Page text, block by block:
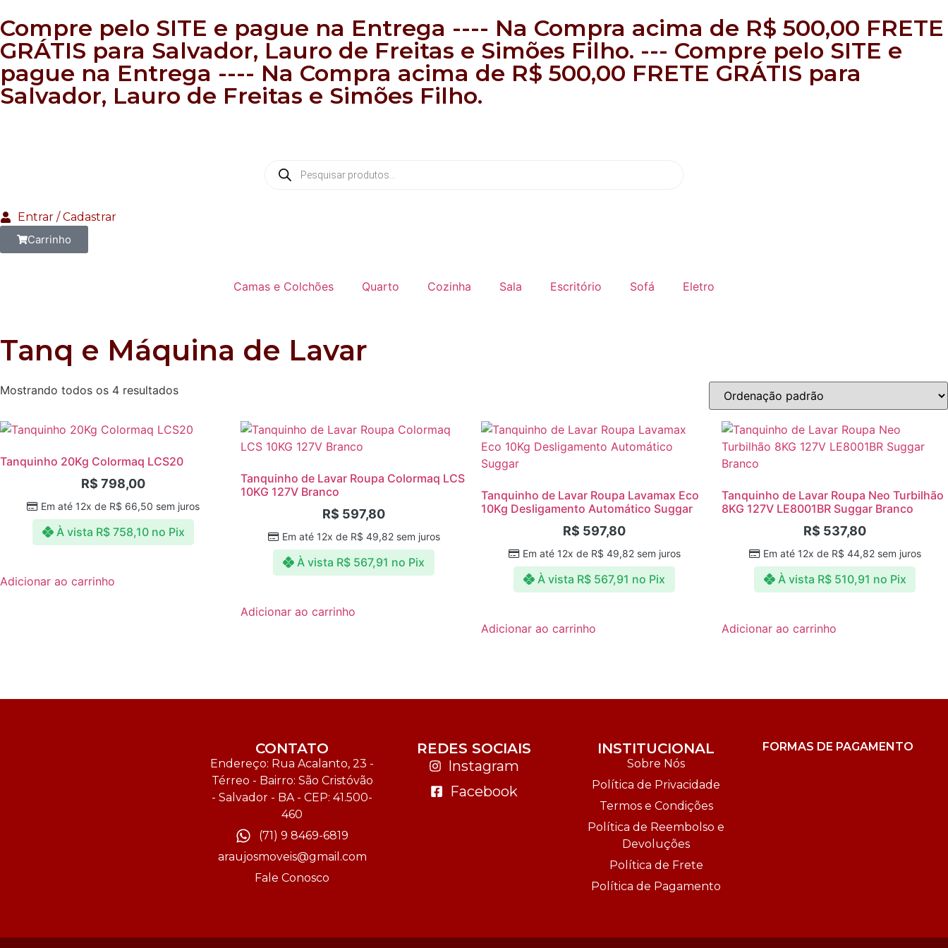
Compre pelo SITE e pague na Entrega ---- Na Compra acima de R$ 500,00 FRETE
GRÁTIS para Salvador, Lauro de Freitas e Simões Filho. --- Compre pelo SITE e
pague na Entrega ---- Na Compra acima de R$ 500,00 FRETE GRÁTIS para
Salvador, Lauro de Freitas e Simões Filho.
Entrar / Cadastrar
Carrinho
Camas e Colchões Quarto Cozinha Sala Escritório Sofá Eletro
Tanq e Máquina de Lavar
Mostrando todos os 4 resultados
Tanquinho 20Kg Colormaq LCS20
R$ 798,00
Em até 12x de R$ 66,50 sem juros
À vista R$758,10 no Pix
Adicionar ao carrinho
Tanquinho de Lavar Roupa Colormaq LCS
10KG 127V Branco
R$ 597,80
Em até 12x de R$ 49,82sem juros
À vista R$ 567,91 no Pix
Adicionar ao carrinho
Tanquinho de Lavar Roupa Lavamax Eco
10Kg Desligamento Automático Suggar
R$ 597,80
Em até 12x de R$ 49,82sem juros
À vista R$ 567,91 no Pix
Adicionar ao carrinho
Tanquinho de Lavar Roupa Neo Turbilhão
8KG 127V LE8001BR Suggar Branco
R$ 537,80
Em até 12x de R$ 44,82sem juros
À vista R$510,91 no Pix
Adicionar ao carrinho
CONTATO
Endereço: Rua Acalanto, 23 -
Térreo - Bairro: São Cristóvão
- Salvador - BA - CEP: 41.500-
460
(71) 9 8469-6819
araujosmoveis@gmail.com
Fale Conosco
REDES SOCIAIS
Instagram
Facebook
INSTITUCIONAL
Sobre Nós
Política de Privacidade
Termos e Condições
Política de Reembolso e
Devoluções
Política de Frete
Política de Pagamento
FORMAS DE PAGAMENTO